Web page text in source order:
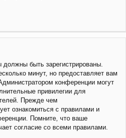
быть зарегистрированы.
минут, но предоставляет вам
конференции могут
привилегии для
Прежде чем
ознакомиться с правилами и
Помните, что ваше
согласие со всеми правилами.